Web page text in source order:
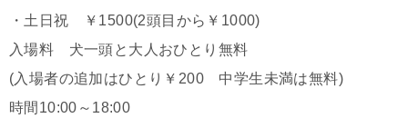
・土日祝 ￥1500(2頭目から￥1000)
入場料 犬一頭と大人おひとり無料
(入場者の追加はひとり￥200 中学生未満は無料)
時間10:00～18:00